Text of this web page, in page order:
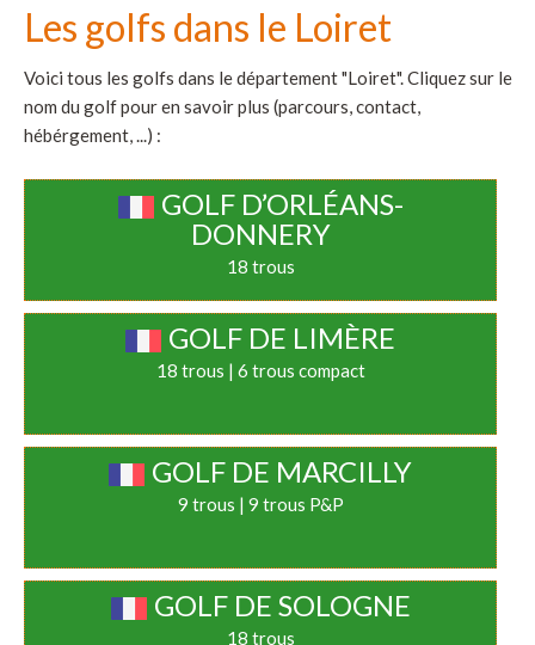
Les golfs dans le Loiret
Voici tous les golfs dans le département "Loiret". Cliquez sur le
nom du golf pour en savoir plus (parcours, contact,
hébérgement, ...) :
GOLF D’ORLÉANS-
DONNERY
18 trous
GOLF DE LIMÈRE
18 trous | 6 trous compact
GOLF DE MARCILLY
9 trous | 9 trous P&P
GOLF DE SOLOGNE
18 trous